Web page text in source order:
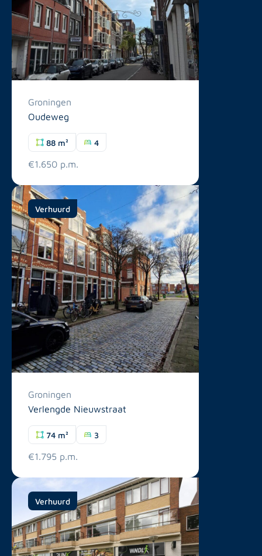
Groningen
Oudeweg
88 m² 4
€1.650 p.m.
Verhuurd
Groningen
Verlengde Nieuwstraat
74 m² 3
€1.795 p.m.
Verhuurd